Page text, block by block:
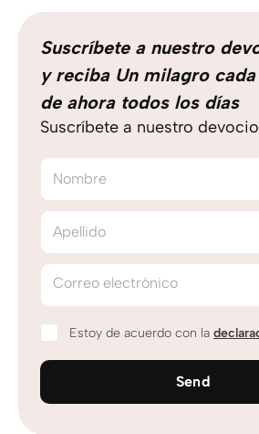
Suscríbete a nuestro
y reciba Un milagro
de ahora todos los días
Suscríbete a nuestro
Nombre
Apellido
Correo electrónico
Estoy de acuerdo con la
Send